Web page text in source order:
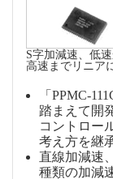
S字加減速、低
高速までリニア
「PPMC-
踏まえて開
コントロー
考え方を継
直線加減速
種類の加減